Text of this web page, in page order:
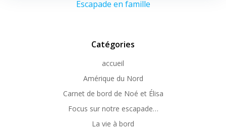
Escapade en famille
Catégories
accueil
Amérique du Nord
Carnet de bord de Noé et Élisa
Focus sur notre escapade…
La vie à bord